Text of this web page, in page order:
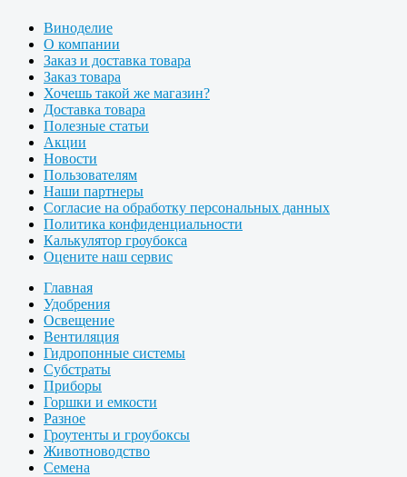
Виноделие
О компании
Заказ и доставка товара
Заказ товара
Хочешь такой же магазин?
Доставка товара
Полезные статьи
Акции
Новости
Пользователям
Наши партнеры
Согласие на обработку персональных данных
Политика конфиденциальности
Калькулятор гроубокса
Оцените наш сервис
Главная
Удобрения
Освещение
Вентиляция
Гидропонные системы
Субстраты
Приборы
Горшки и емкости
Разное
Гроутенты и гроубоксы
Животноводство
Семена